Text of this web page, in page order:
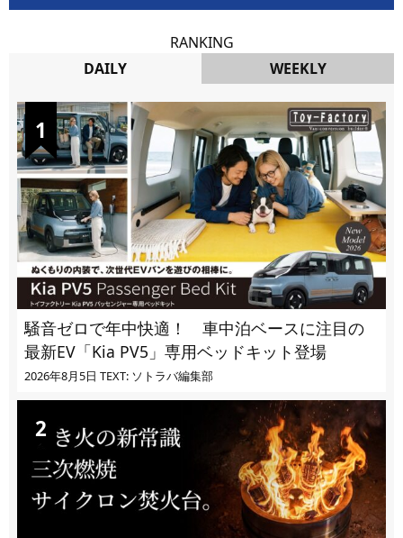
RANKING
DAILY
WEEKLY
騒音ゼロで年中快適！ 車中泊ベースに注目の
最新EV「Kia PV5」専用ベッドキット登場
2026年8月5日 TEXT: ソトラバ編集部